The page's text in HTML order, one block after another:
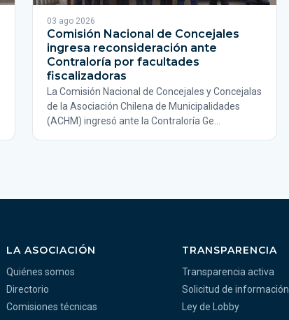
03 ago 2026
Comisión Nacional de Concejales
ingresa reconsideración ante
Contraloría por facultades
fiscalizadoras
La Comisión Nacional de Concejales y Concejalas
de la Asociación Chilena de Municipalidades
(ACHM) ingresó ante la Contraloría Ge…
LA ASOCIACIÓN
Quiénes somos
Directorio
Comisiones técnicas
TRANSPARENCIA
Transparencia activa
Solicitud de información
Ley de Lobby